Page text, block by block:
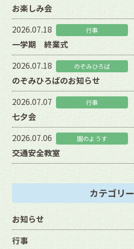
お楽しみ会
2026.07.18
行事
一学期 終業式
2026.07.18
のぞみひろば
のぞみひろばのお知らせ
2026.07.07
行事
七夕会
2026.07.06
園のようす
交通安全教室
カテゴリー
お知らせ
行事